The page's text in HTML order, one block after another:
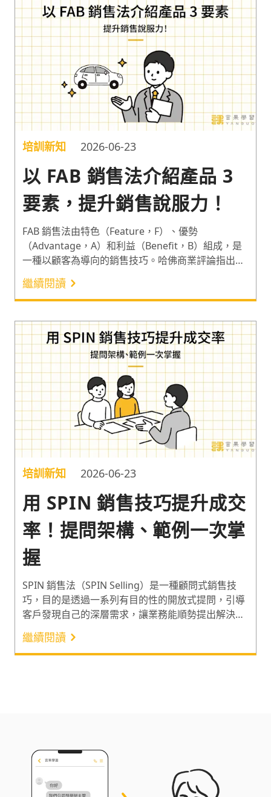
培訓新知 2026-06-23
以 FAB 銷售法介紹產品 3
要素，提升銷售說服力！
FAB 銷售法由特色（Feature，F）、優勢
（Advantage，A）和利益（Benefit，B）組成，是
一種以顧客為導向的銷售技巧。哈佛商業評論指出，
「強調銷售體驗」是引領利潤成長的重要策略¹，而依
客戶偏好量身提供建議的個人化服務，就是提升體驗
的一大關鍵。因此以下分享具備個人化服務概念的
FAB 銷售法則，和它應用於汽車銷售的例子。一起認
識能在說服過程中帶給顧客良好體驗的銷售技巧吧！
繼續閱讀
培訓新知 2026-06-23
用 SPIN 銷售技巧提升成交
率！提問架構、範例一次掌
握
SPIN 銷售法（SPIN Selling）是一種顧問式銷售技
巧，目的是透過一系列有目的性的開放式提問，引導
客戶發現自己的深層需求，讓業務能順勢提出解決問
題的方案。研究證實，紮實的提問策略可讓成交率提
高 20%¹。因此以下分享 SPIN 這套銷售技巧的 4 個提
問類型和它的銷售範例，一起了解如何用這套提問策
繼續閱讀